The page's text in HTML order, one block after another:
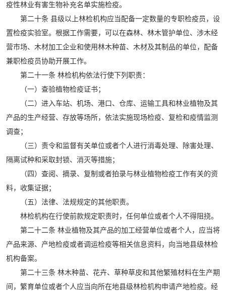
疫性林业有害生物补充名单实施检疫。
第二十条 县级以上林检机构应当配备一定数量的专职检疫员，设
置检疫实验室。根据工作需要，可以在森林、林木管护单位、涉木经
营市场、木材加工企业和使用林木种苗、木材及其制品的单位，配备
兼职检疫员协助开展工作。
第二十一条 林检机构依法行使下列职责：
（一）查验植物检疫证书；
（二）进入车站、机场、港口、仓库、运输工具和林业植物及其
产品的生产经营、存放等场所，依法实施现场检疫、复检和疫情监测
调查；
（三）责令和监督有关单位或者个人进行消毒处理、除害处理、
隔离试种和采取封锁、消灭等措施；
（四）查阅、摘录、复制或者拍录与林业植物检疫工作有关的资
料，收集证据；
（五）法律、法规规定的其他职责。
林检机构在行使前款规定职责时，任何单位或者个人不得阻挠。
第二十二条 林业植物及其产品的加工经营单位或者个人，应当将
产品来源、产地检疫或者调运检疫等相关信息资料，向当地县级林检
机构备案。
第二十三条 林木种苗、花卉、草种草皮和其他繁殖材料在生产期
间，繁育单位或者个人应当向所在地县级林检机构申请产地检疫。经